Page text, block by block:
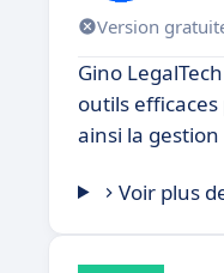
Version
Gino
outils
ainsi la
Voir plus